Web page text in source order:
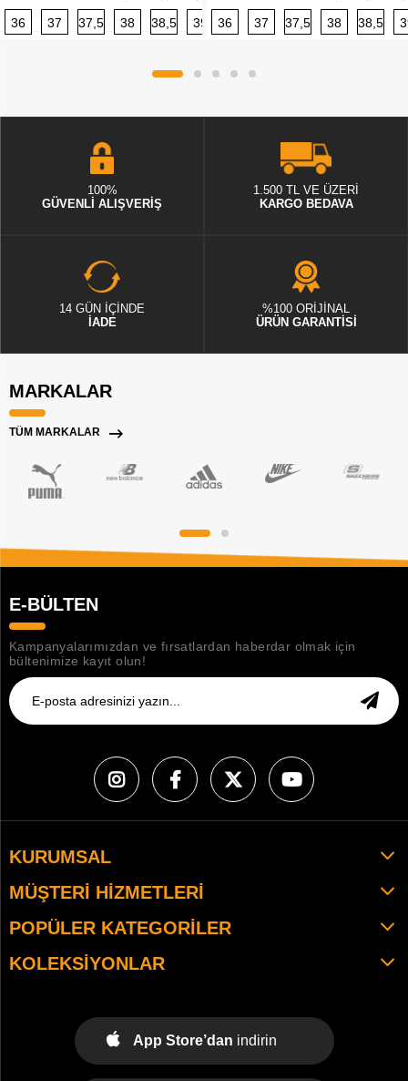
36 37 37,5 38 38,5 39 40 40,5 41 42 42,5
36 37 37,5 38 38,5
100%
GÜVENLİ ALIŞVERİŞ
1.500 TL VE ÜZERİ
KARGO BEDAVA
14 GÜN İÇİNDE
İADE
%100 ORİJİNAL
ÜRÜN GARANTİSİ
MARKALAR
TÜM MARKALAR
E-BÜLTEN
Kampanyalarımızdan ve fırsatlardan haberdar olmak için
bültenimize kayıt olun!
KURUMSAL
MÜŞTERI HIZMETLERI
POPÜLER KATEGORILER
KOLEKSIYONLAR
App Store’dan indirin